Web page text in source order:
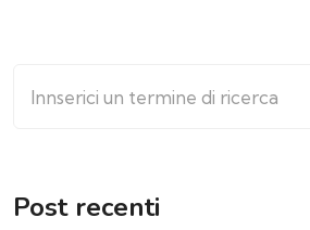
for:
Post recenti